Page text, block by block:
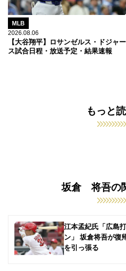
MLB
2026.08.06
【大谷翔平】ロサンゼルス・ドジャー
ス試合日程・放送予定・結果速報
もっと
坂倉 将吾の
江本孟紀氏「広島
ン」 坂倉将吾が復
を引っ張る